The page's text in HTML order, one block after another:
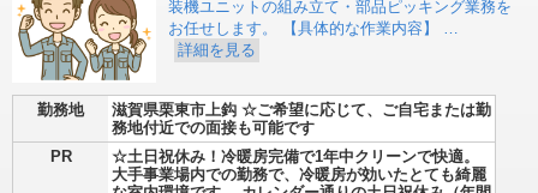
装機ユニットの組み立て・部品ピッキング業務を
お任せします。 【具体的な作業内容】 …
詳細を見る
勤務地
滋賀県栗東市上鈎 ☆ご希望に応じて、ご自宅または勤
務地付近での面接も可能です
PR
☆土日祝休み！冷暖房完備で1年中クリーンで快適。
大手事業場内での勤務で、冷暖房が効いたとても綺麗